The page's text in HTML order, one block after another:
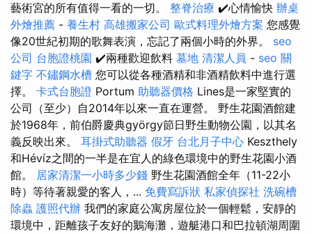
藝術宮的所有值得一看的一切。 整脊治療 ✔️心情愉快 辦桌
外燴推薦 - 養生村 高雄搬家公司 歐式料理外燴方案 您感覺
像20世紀初期的歌舞表演，忘記了兩個小時的外界。 seo
公司 台胞證桃園 ✔️兩種歡迎飲料 墓地 清潔人員 - seo 關
鍵字 不鏽鋼水槽 您可以從各種酒精和非酒精飲料中進行選
擇。 卡式台胞證 Portum 助聽器價格 Lines是一家堅實的
公司（至少）自2014年以來一直在運營。 野生花園酒館建
於1968年，前伯爵慶典györgy節日野生動物公園，以其名
義反映出來。 耳掛式助聽器 假牙 台北月子中心 Keszthely
和Hévíz之間的一半是在宜人的綠色環境中的野生花園小酒
館。 居家清潔一小時多少錢 野生花園酒館全年（11-22小
時）等待著親愛的客人，... 免費寫訴狀 私家偵探社 洗碗槽
除蟲 護照代辦 我們的家庭公寓房屋位於一個輕鬆，安靜的
環境中，距離孩子友好的鵝海灘，遊艇港口和巴拉頓湖周圍